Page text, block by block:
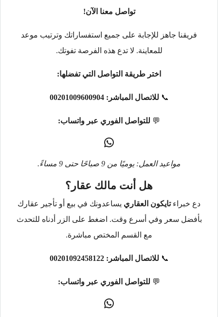
تواصل معنا الآن!
فريقنا جاهز للإجابة على جميع استفساراتك وترتيب موعد
للمعاينة. لا تدع هذه الفرصة تفوتك.
اختر طريقة التواصل التي تفضلها:
📞 للاتصال المباشر: 00201009600904
💬 للتواصل الفوري عبر واتساب:
مواعيد العمل: يوميًا من 9 صباحًا حتى 9 مساءً.
هل أنت مالك عقار؟
دع خبراءتايكون العقاري يساعدونك في بيع أو تأجير عقارك
بأفضل سعر وفي أسرع وقت. اضغط على الزر أدناه للتحدث
مع القسم المختص مباشرة.
📞 للاتصال المباشر: 00201092458122
💬 للتواصل الفوري عبر واتساب: